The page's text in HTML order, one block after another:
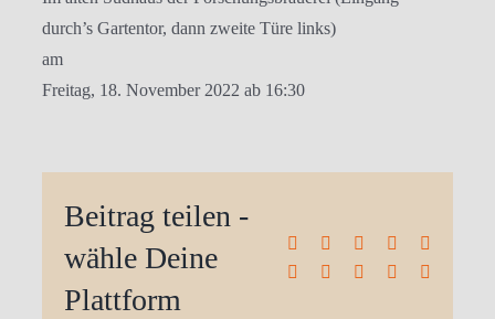
durch’s Gartentor, dann zweite Türe links)
am
Freitag, 18. November 2022 ab 16:30
Beitrag teilen -
wähle Deine
Plattform
Facebook Reddit LinkedIn
TumblrPinterest Xing